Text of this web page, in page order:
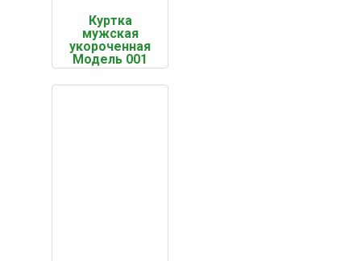
Куртка
мужская
укороченная
Модель 001